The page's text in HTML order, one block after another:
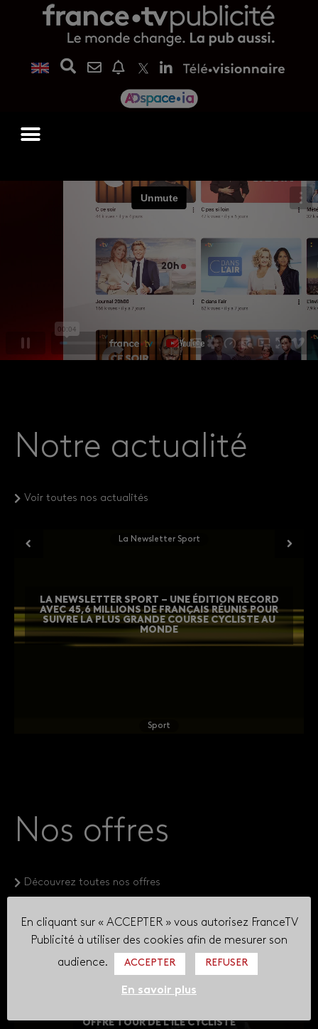
Notre actualité
Voir toutes nos actualités
La Newsletter Sport
LA NEWSLETTER SPORT – UNE ÉDITION RECORD
AVEC 45,6 MILLIONS DE FRANÇAIS RÉUNIS POUR
SUIVRE LA PLUS GRANDE COURSE CYCLISTE AU
MONDE
Sport
Nos offres
Découvrez toutes nos offres
OFFRE TOUR DE L’ÎLE CYCLISTE
En cliquant sur « ACCEPTER » vous autorisez FranceTV
Publicité à utiliser des cookies afin de mesurer son
audience.
ACCEPTER REFUSER
En savoir plus